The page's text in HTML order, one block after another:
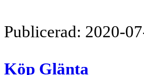
Publicerad: 2020-
Köp Glänta